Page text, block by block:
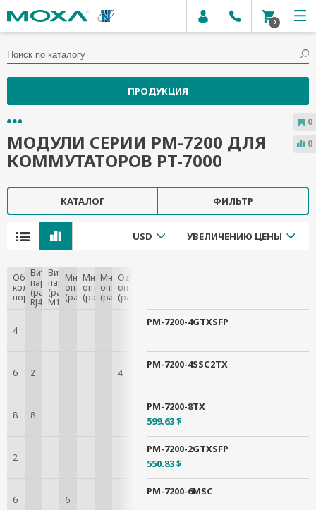
0
ПРОДУКЦИЯ
МОДУЛИ СЕРИИ PM-7200 ДЛЯ
КОММУТАТОРОВ PT-7000
КАТАЛОГ ФИЛЬТР
USD УВЕЛИЧЕНИЮ ЦЕНЫ
PM-7200-4GTXSFP
PM-7200-4SSC2TX
PM-7200-8TX
599.63 $
PM-7200-2GTXSFP
550.83 $
PM-7200-6MSC
Общее
количество
портов
4
6
8
2
6
Витая
пара
(разъем
RJ45)
2
8
Витая
пара
(разъем
M12)
Многомодовое
оптоволокно
(разъем SC)
6
Многомодовое
оптоволокно
(разъем ST)
Многомодовое
оптоволокно
(разъем MTRJ)
Одномодовое
оптоволокно
(разъем SC)
4
0
0